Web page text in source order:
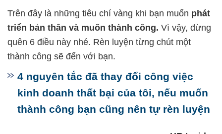
Trên đây là những tiêu chí vàng khi bạn muốn phát
triển bản thân và muốn thành công. Vì vậy, đừng
quên 6 điều này nhé. Rèn luyện từng chút một
thành công sẽ đến với bạn.
4 nguyên tắc đã thay đổi công việc
kinh doanh thất bại của tôi, nếu muốn
thành công bạn cũng nên tự rèn luyện